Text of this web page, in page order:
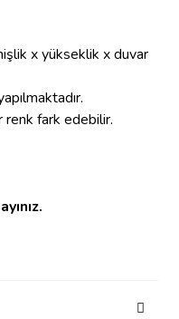
x yükseklik x duvar
fark edebilir.